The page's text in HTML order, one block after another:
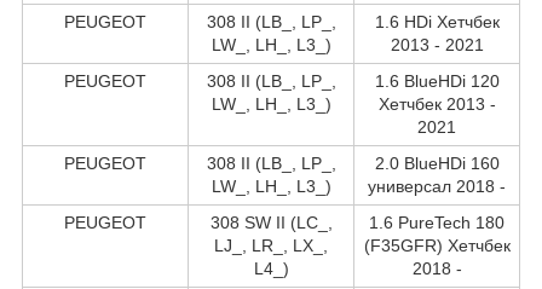
PEUGEOT
308 II (LB_, LP_,
LW_, LH_, L3_)
1.6 HDi Хетчбек
2013 - 2021
PEUGEOT
308 II (LB_, LP_,
LW_, LH_, L3_)
1.6 BlueHDi 120
Хетчбек 2013 -
2021
PEUGEOT
308 II (LB_, LP_,
LW_, LH_, L3_)
2.0 BlueHDi 160
универсал 2018 -
PEUGEOT
308 SW II (LC_,
LJ_, LR_, LX_,
L4_)
1.6 PureTech 180
(F35GFR) Хетчбек
2018 -